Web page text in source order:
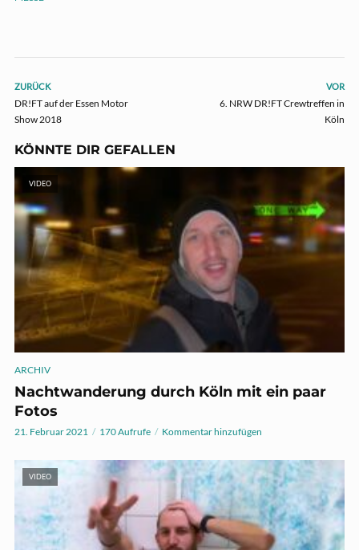
ZURÜCK
DR!FT auf der Essen Motor
Show 2018
VOR
6. NRW DR!FT Crewtreffen in
Köln
KÖNNTE DIR GEFALLEN
VIDEO
ARCHIV
Nachtwanderung durch Köln mit ein paar
Fotos
21. Februar 2021 170 Aufrufe Kommentar hinzufügen
VIDEO